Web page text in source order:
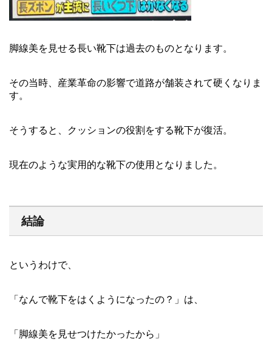
脚線美を見せる長い靴下は過去のものとなります。
その当時、産業革命の影響で道路が舗装されて硬くなりま
す。
そうすると、クッションの役割をする靴下が復活。
現在のような実用的な靴下の使用となりました。
結論
というわけで、
「なんで靴下をはくようになったの？」は、
「脚線美を見せつけたかったから」